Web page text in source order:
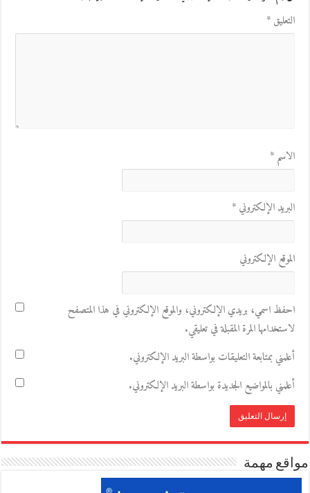
التعليق*
الاسم*
البريد الإلكتروني*
الموقع الإلكتروني
احفظ اسمي، بريدي الإلكتروني، والموقع الإلكتروني في هذا المتصفح
لاستخدامها المرة المقبلة في تعليقي.
أعلمني بمتابعة التعليقات بواسطة البريد الإلكتروني.
أعلمني بالمواضيع الجديدة بواسطة البريد الإلكتروني.
مواقع مهمة